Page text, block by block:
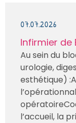
07.07.2026
Infirmier de
Au sein du
urologie,
esthétique)
l’accueil, la